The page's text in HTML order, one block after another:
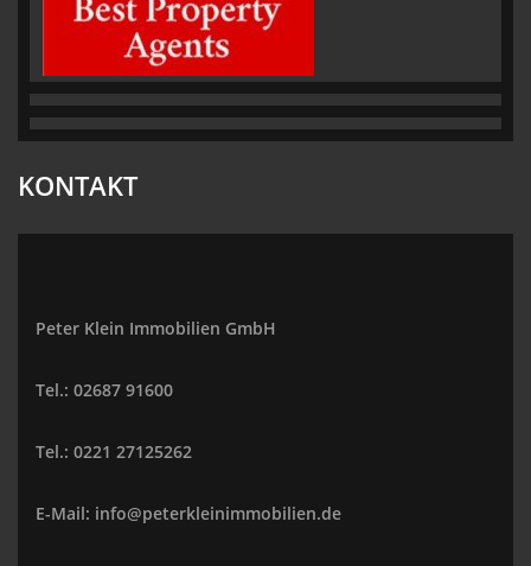
KONTAKT
Peter Klein Immobilien GmbH
Tel.: 02687 91600
Tel.: 0221 27125262
E-Mail: info@peterkleinimmobilien.de